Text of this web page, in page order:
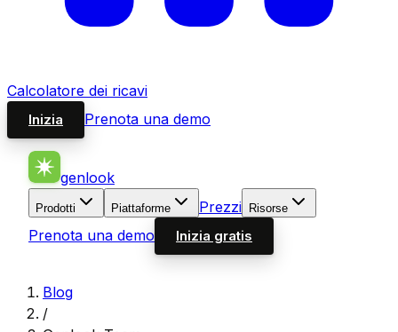
Calcolatore dei ricavi
Inizia Prenota una demo
genlook
Prodotti Piattaforme Prezzi Risorse
Prenota una demo Inizia gratis
Blog
/